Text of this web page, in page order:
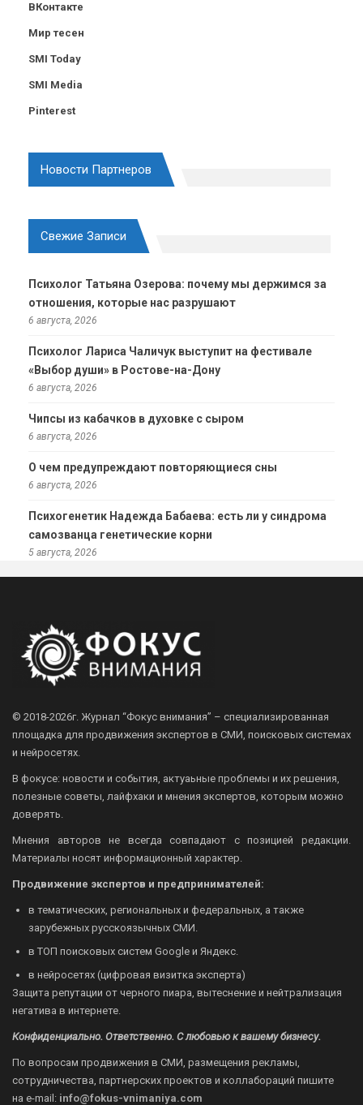
ВКонтакте
Мир тесен
SMI Today
SMI Media
Pinterest
Новости Партнеров
Свежие Записи
Психолог Татьяна Озерова: почему мы держимся за
отношения, которые нас разрушают
6 августа, 2026
Психолог Лариса Чаличук выступит на фестивале
«Выбор души» в Ростове-на-Дону
6 августа, 2026
Чипсы из кабачков в духовке с сыром
6 августа, 2026
О чем предупреждают повторяющиеся сны
6 августа, 2026
Психогенетик Надежда Бабаева: есть ли у синдрома
самозванца генетические корни
5 августа, 2026
© 2018-2026г. Журнал “Фокус внимания” – специализированная
площадка для продвижения экспертов в СМИ, поисковых системах
и нейросетях.
В фокусе: новости и события, актуаьные проблемы и их решения,
полезные советы, лайфхаки и мнения экспертов, которым можно
доверять.
Мнения авторов не всегда совпадают с позицией редакции.
Материалы носят информационный характер.
Продвижение экспертов и предпринимателей:
в тематических, региональных и федеральных, а также
зарубежных русскоязычных СМИ.
в ТОП поисковых систем Google и Яндекс.
в нейросетях (цифровая визитка эксперта)
Защита репутации от черного пиара, вытеснение и нейтрализация
негатива в интернете.
Конфиденциально. Ответственно. С любовью к вашему бизнесу.
По вопросам продвижения в СМИ, размещения рекламы,
сотрудничества, партнерских проектов и коллабораций пишите
на e-mail: info@fokus-vnimaniya.com